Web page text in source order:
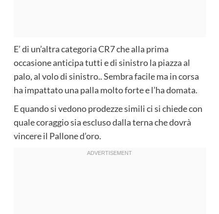
E’ di un’altra categoria CR7 che alla prima
occasione anticipa tutti e di sinistro la piazza al
palo, al volo di sinistro.. Sembra facile ma in corsa
ha impattato una palla molto forte e l’ha domata.
E quando si vedono prodezze simili ci si chiede con
quale coraggio sia escluso dalla terna che dovrà
vincere il Pallone d’oro.